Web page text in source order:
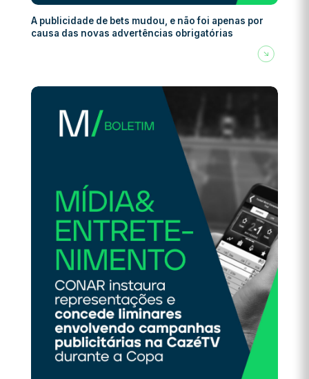
A publicidade de bets mudou, e não foi apenas por
causa das novas advertências obrigatórias